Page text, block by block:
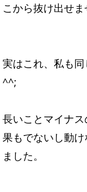
こから抜け出せま
実はこれ、私も
^^;
長いことマイナ
果もでないし動
ました。